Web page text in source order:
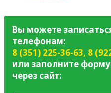
Вы можете
телефонам:
8 (351) 225-36-63, 8
или заполните
через сайт: